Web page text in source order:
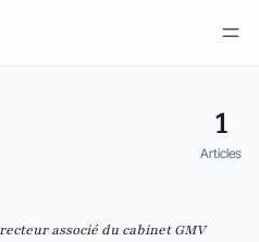
1
Articles
associé du cabinet GMV